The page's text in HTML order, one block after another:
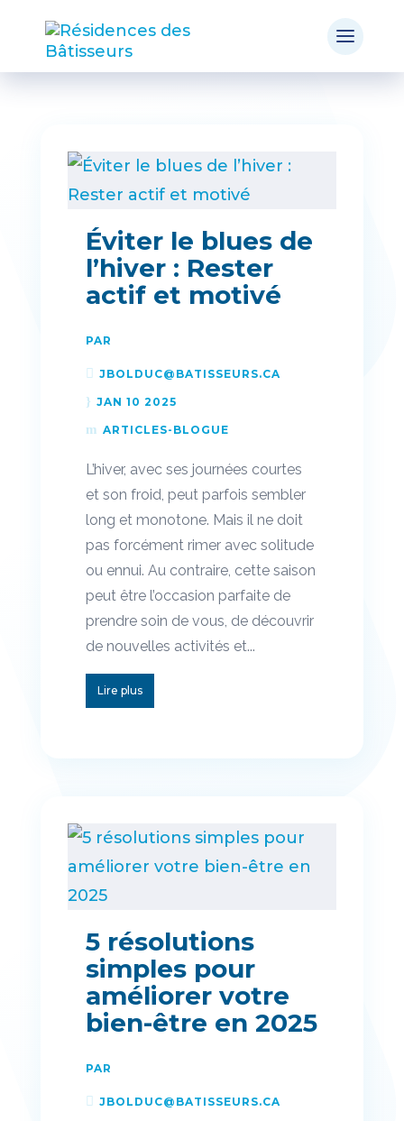
Éviter le blues de
l’hiver : Rester
actif et motivé
PAR
JBOLDUC@BATISSEURS.CA
JAN 10 2025
ARTICLES-BLOGUE
L’hiver, avec ses journées courtes
et son froid, peut parfois sembler
long et monotone. Mais il ne doit
pas forcément rimer avec solitude
ou ennui. Au contraire, cette saison
peut être l’occasion parfaite de
prendre soin de vous, de découvrir
de nouvelles activités et...
Lire plus
5 résolutions
simples pour
améliorer votre
bien-être en 2025
PAR
JBOLDUC@BATISSEURS.CA